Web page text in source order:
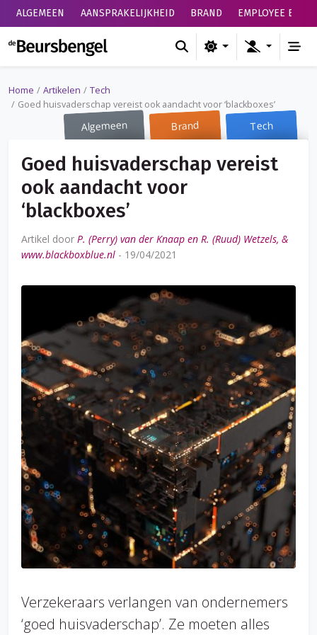
ALGEMEEN AANSPRAKELIJKHEID BRAND EMPLOYEE
de Beursbengel
Home Artikelen
Tech
Goed huisvaderschap vereist ook aandacht voor ‘blackboxes’
Algemeen Brand Tech
Goed huisvaderschap vereist
ook aandacht voor
‘blackboxes’
Artikel door P. (Perry) van der Knaap en R. (Ruud) Wetzels, &
www.blackboxblue.nl - 19/04/2021
Verzekeraars verlangen van ondernemers
‘goed huisvaderschap’. Ze moeten alles